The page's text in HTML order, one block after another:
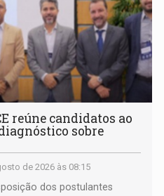
reúne candidatos ao
sobre
de 2026 às 08:15
dos postulantes